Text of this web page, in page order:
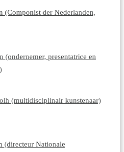
(Componist der Nederlanden,
(ondernemer, presentatrice en
(multidisciplinair kunstenaar)
(directeur Nationale